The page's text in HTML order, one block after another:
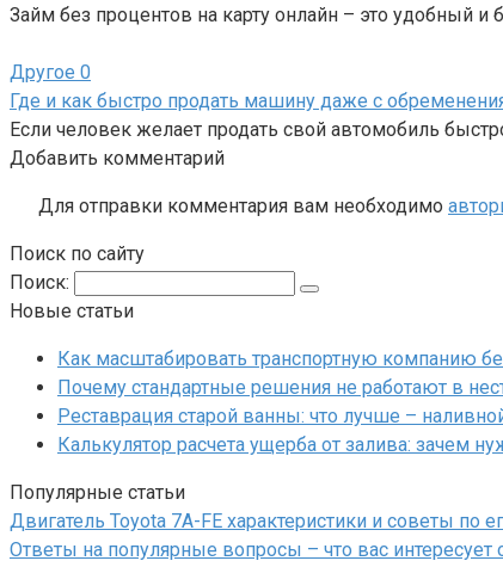
Займ без процентов на карту онлайн – это удобный
Другое 0
Где и как быстро продать машину даже с
Если человек желает продать свой автомобиль
Добавить комментарий
Для отправки комментария вам необходимо
Поиск по сайту
Поиск:
Новые статьи
Как масштабировать транспортную компанию
Почему стандартные решения не работают в
Реставрация старой ванны: что лучше –
Калькулятор расчета ущерба от залива: зачем
Популярные статьи
Двигатель Toyota 7A-FE характеристики и советы по
Ответы на популярные вопросы – что вас интересует